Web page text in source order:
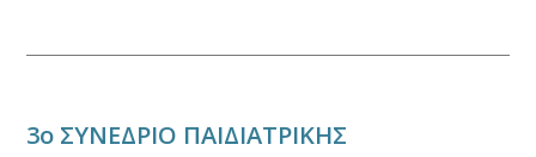
3ο ΣΥΝΕΔΡΙΟ ΠΑΙΔΙΑΤΡΙΚΗΣ